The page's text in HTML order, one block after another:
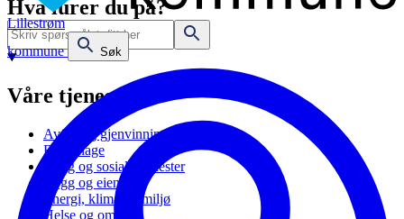
Lillestrøm
kommune
Søk
Hva lurer du på?
Våre tjenester
Avfall og gjenvinning
Barnehage
Bolig og sosiale tjenester
Bygg og eiendom
Energi, klima og miljø
Helse og omsorg